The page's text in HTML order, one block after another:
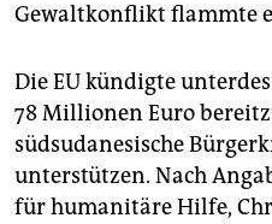
Gewaltkonflikt flammte
Die EU kündigte
78 Millionen Euro
südsudanesische
unterstützen. Nach
für humanitäre Hilfe,